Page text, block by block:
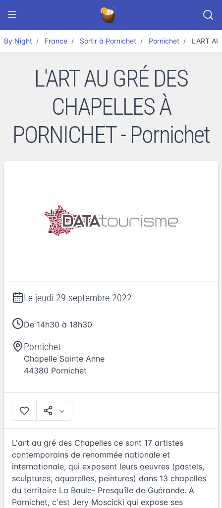
By Night France Sortir à Pornichet Pornichet L'ART
L'ART AU GRÉ DES
CHAPELLES À
PORNICHET - Pornichet
Le jeudi 29 septembre 2022
De 14h30 à 18h30
Pornichet
Chapelle Sainte Anne
44380 Pornichet
L'art au gré des Chapelles ce sont 17 artistes
contemporains de renommée nationale et
internationale, qui exposent leurs oeuvres (pastels,
sculptures, aquarelles, peintures) dans 13 chapelles
du territoire La Baule- Presqu’île de Guérande. A
Pornichet, c'est Jery Moscicki qui expose ses